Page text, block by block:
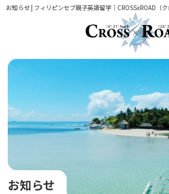
お知らせ | フィリピンセブ親子英語留学｜CROSSxROAD（ク
お知らせ